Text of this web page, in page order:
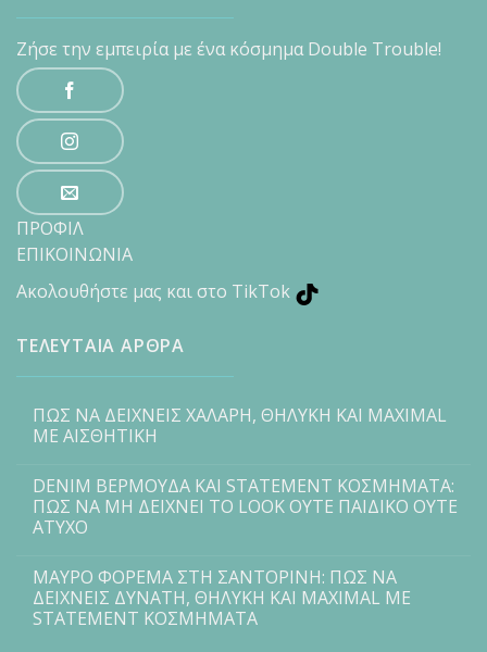
Ζήσε την εμπειρία με ένα κόσμημα Double Trouble!
ΠΡΟΦΙΛ
ΕΠΙΚΟΙΝΩΝΙΑ
Ακολουθήστε μας και στο TikTok
ΤΕΛΕΥΤΑΙΑ ΑΡΘΡΑ
ΠΩΣ ΝΑ ΔΕΙΧΝΕΙΣ ΧΑΛΑΡΗ, ΘΗΛΥΚΗ ΚΑΙ MAXIMAL
ΜΕ ΑΙΣΘΗΤΙΚΗ
DENIM ΒΕΡΜΟΥΔΑ ΚΑΙ STATEMENT ΚΟΣΜΗΜΑΤΑ:
ΠΩΣ ΝΑ ΜΗ ΔΕΙΧΝΕΙ ΤΟ LOOK ΟΥΤΕ ΠΑΙΔΙΚΟ ΟΥΤΕ
ΑΤΥΧΟ
ΜΑΥΡΟ ΦΟΡΕΜΑ ΣΤΗ ΣΑΝΤΟΡΙΝΗ: ΠΩΣ ΝΑ
ΔΕΙΧΝΕΙΣ ΔΥΝΑΤΗ, ΘΗΛΥΚΗ ΚΑΙ MAXIMAL ΜΕ
STATEMENT ΚΟΣΜΗΜΑΤΑ